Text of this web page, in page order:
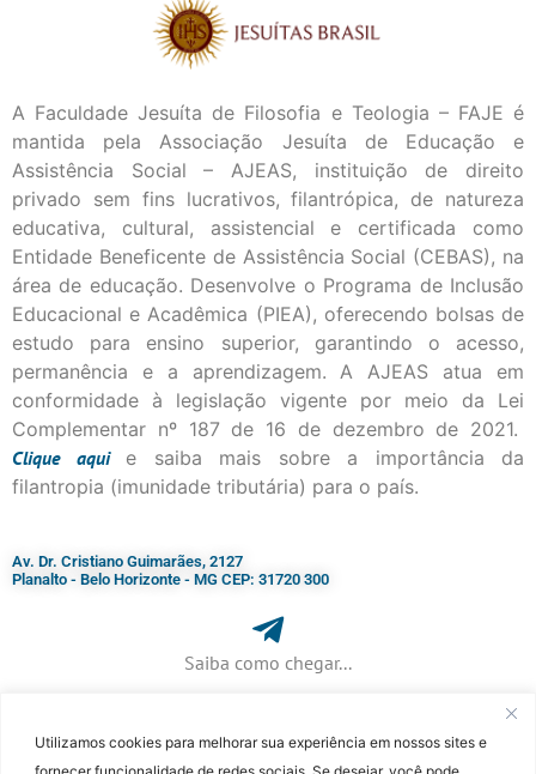
Utilizamos cookies para melhorar sua experiência em nossos sites e
fornecer funcionalidade de redes sociais. Se desejar, você pode
A Faculdade Jesuíta de Filosofia e Teologia – FAJE é
mantida pela Associação Jesuíta de Educação e
Assistência Social – AJEAS, instituição de direito
privado sem fins lucrativos, filantrópica, de natureza
educativa, cultural, assistencial e certificada como
Entidade Beneficente de Assistência Social (CEBAS), na
área de educação. Desenvolve o Programa de Inclusão
Educacional e Acadêmica (PIEA), oferecendo bolsas de
estudo para ensino superior, garantindo o acesso,
permanência e a aprendizagem. A AJEAS atua em
conformidade à legislação vigente por meio da Lei
Complementar nº 187 de 16 de dezembro de 2021.
Cliqueaqui
e saiba mais sobre a importância da
filantropia (imunidade tributária) para o país.
Av. Dr. Cristiano Guimarães, 2127
Planalto - Belo Horizonte - MG CEP: 31720 300
Saiba como chegar...
+ 55 (31) 3115-7000​